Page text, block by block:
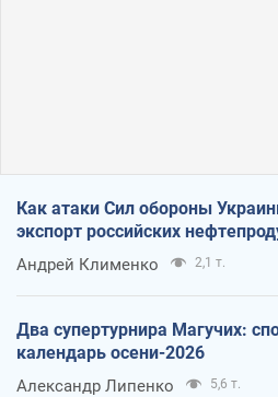
Как атаки Сил обороны
экспорт российских
Андрей Клименко 2,1 т.
Два супертурнира Магучих:
календарь осени-2026
Александр Липенко 5,6 т.